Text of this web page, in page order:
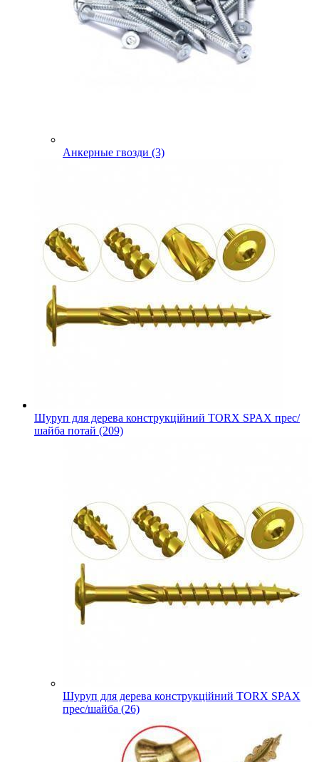
Анкерные гвозди (3)
Шуруп для дерева конструкційний TORX SPAX прес/
шайба потай (209)
Шуруп для дерева конструкційний TORX SPAX
прес/шайба (26)